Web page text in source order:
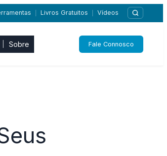
Livros Gratuitos Vídeos
Sobre Fale Connosco